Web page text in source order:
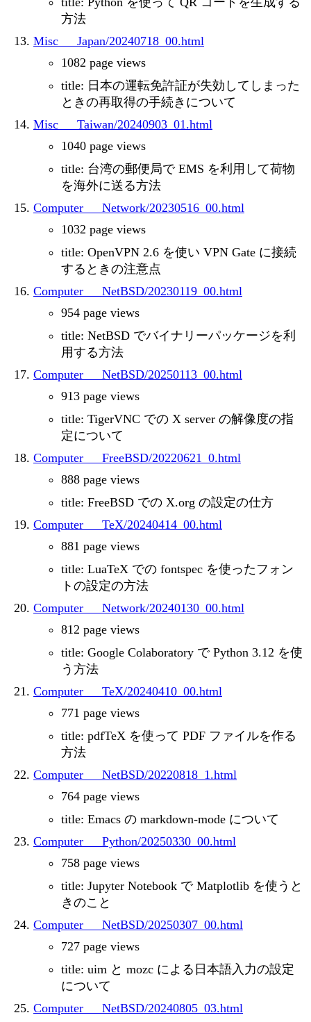
方法
Misc___Japan/20240718_00.html
1082 page views
title: 日本の運転免許証が失効してしまった
ときの再取得の手続きについて
Misc___Taiwan/20240903_01.html
1040 page views
title: 台湾の郵便局で EMS を利用して荷物
を海外に送る方法
Computer___Network/20230516_00.html
1032 page views
title: OpenVPN 2.6 を使い VPN Gate に接続
するときの注意点
Computer___NetBSD/20230119_00.html
954 page views
title: NetBSD でバイナリーパッケージを利
用する方法
Computer___NetBSD/20250113_00.html
913 page views
title: TigerVNC での X server の解像度の指
定について
Computer___FreeBSD/20220621_0.html
888 page views
title: FreeBSD での X.org の設定の仕方
Computer___TeX/20240414_00.html
881 page views
title: LuaTeX での fontspec を使ったフォン
トの設定の方法
Computer___Network/20240130_00.html
812 page views
title: Google Colaboratory で Python 3.12 を使
う方法
Computer___TeX/20240410_00.html
771 page views
title: pdfTeX を使って PDF ファイルを作る
方法
Computer___NetBSD/20220818_1.html
764 page views
title: Emacs の markdown-mode について
Computer___Python/20250330_00.html
758 page views
title: Jupyter Notebook で Matplotlib を使うと
きのこと
Computer___NetBSD/20250307_00.html
727 page views
title: uim と mozc による日本語入力の設定
について
Computer___NetBSD/20240805_03.html